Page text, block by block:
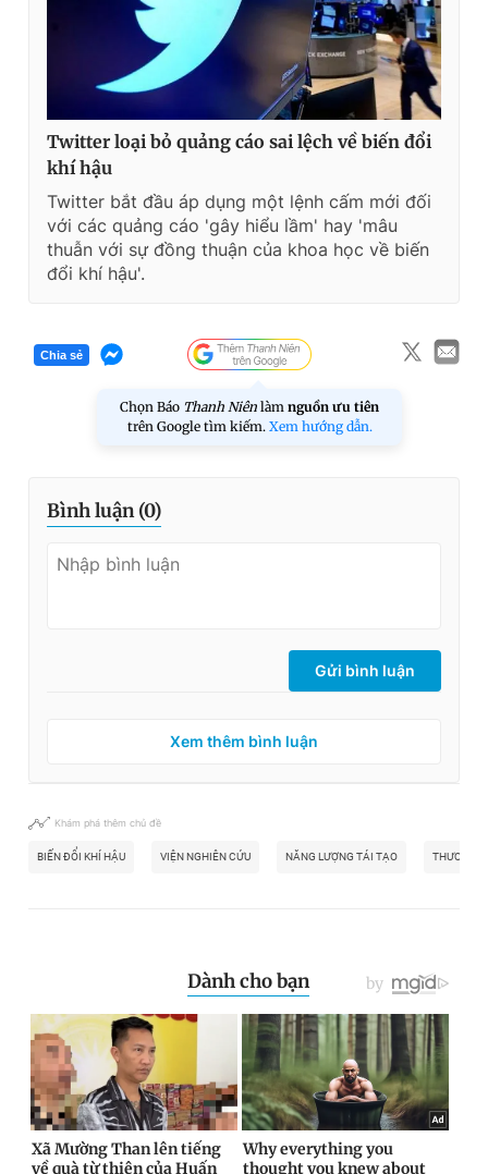
Twitter loại bỏ quảng cáo sai lệch về biến đổi
khí hậu
Twitter bắt đầu áp dụng một lệnh cấm mới đối
với các quảng cáo 'gây hiểu lầm' hay 'mâu
thuẫn với sự đồng thuận của khoa học về biến
đổi khí hậu'.
Chia sẻ
Chọn Báo Thanh Niên làm nguồn ưu tiên
trên Google tìm kiếm. Xem hướng dẫn.
Bình luận (0)
Gửi bình luận
Xem thêm bình luận
Khám phá thêm chủ đề
BIẾN ĐỔI KHÍ HẬU VIỆN NGHIÊN CỨU NĂNG LƯỢNG TÁI TẠO THƯƠNG